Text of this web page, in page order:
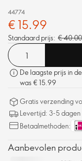
44774
€ 15.99
Standaard prijs: € 40.00
De laagste prijs in
was € 15.99
Gratis verzending
Levertijd: 3-5 dagen
Betaalmethoden:
Aanbevolen